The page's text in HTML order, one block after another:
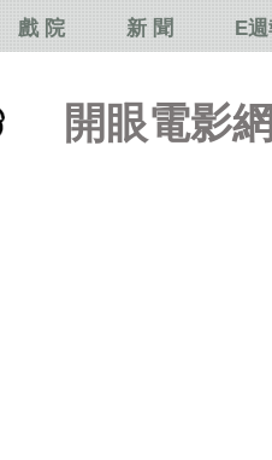
開眼電影
戲 院 新 聞 E